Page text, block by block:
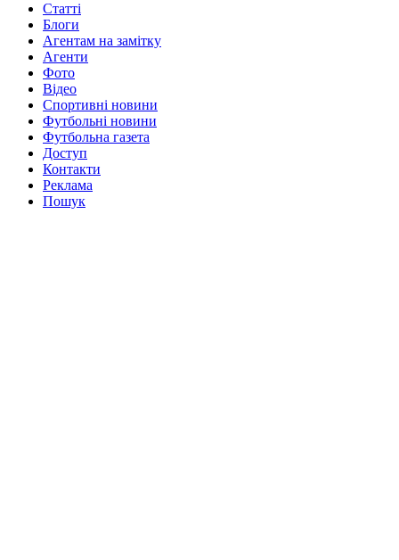
Статті
Блоги
Агентам на замітку
Агенти
Фото
Відео
Спортивні новини
Футбольні новини
Футбольна газета
Доступ
Контакти
Реклама
Пошук